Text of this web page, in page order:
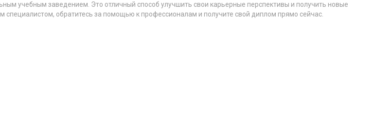
учебным заведением. Это отличный способ улучшить свои карьерные перспективы и получить новые
обратитесь за помощью к профессионалам и получите свой диплом прямо сейчас.